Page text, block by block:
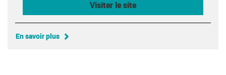
Visiter le site
En savoir plus